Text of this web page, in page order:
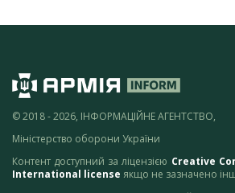
© 2018 - 2026, ІНФОРМАЦІЙНЕ АГЕНТСТВО,
Міністерство оборони України
Контент доступний за ліцензією Creative
International license якщо не зазначено